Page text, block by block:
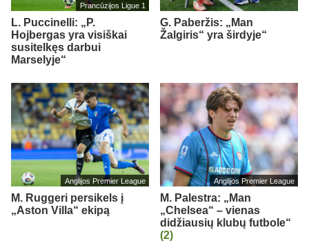
Prancūzijos Ligue 1
L. Puccinelli: „P.
Hojbergas yra visiškai
susitelkęs darbui
Marselyje“
G. Paberžis: „Man
Žalgiris“ yra širdyje“
Anglijos Premier League
M. Ruggeri persikels į
„Aston Villa“ ekipą
Anglijos Premier League
M. Palestra: „Man
„Chelsea“ – vienas
didžiausių klubų futbole“
(2)